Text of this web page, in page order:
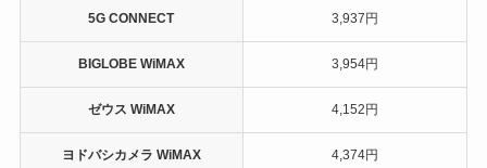
5G CONNECT 3,937円
BIGLOBE WiMAX 3,954円
ゼウス WiMAX 4,152円
ヨドバシカメラ WiMAX 4,374円